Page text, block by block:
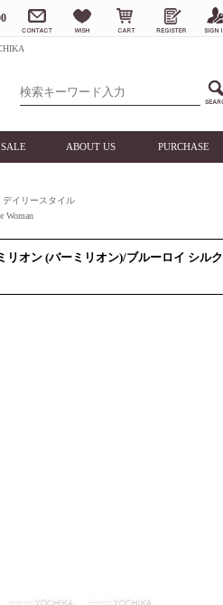
SALE ABOUT US PURCHASE
デイリースタイル
Woman
リオン (バーミリオン)/ブルーロイ シルク